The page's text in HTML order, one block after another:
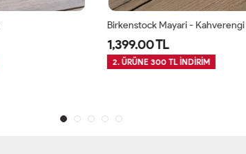
Birkenstock Mayari - Kahverengi
1,399.00 TL
2. ÜRÜNE 300 TL İNDİRİM